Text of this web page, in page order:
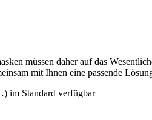
müssen daher auf das
mit Ihnen eine passende
im Standard verfügbar